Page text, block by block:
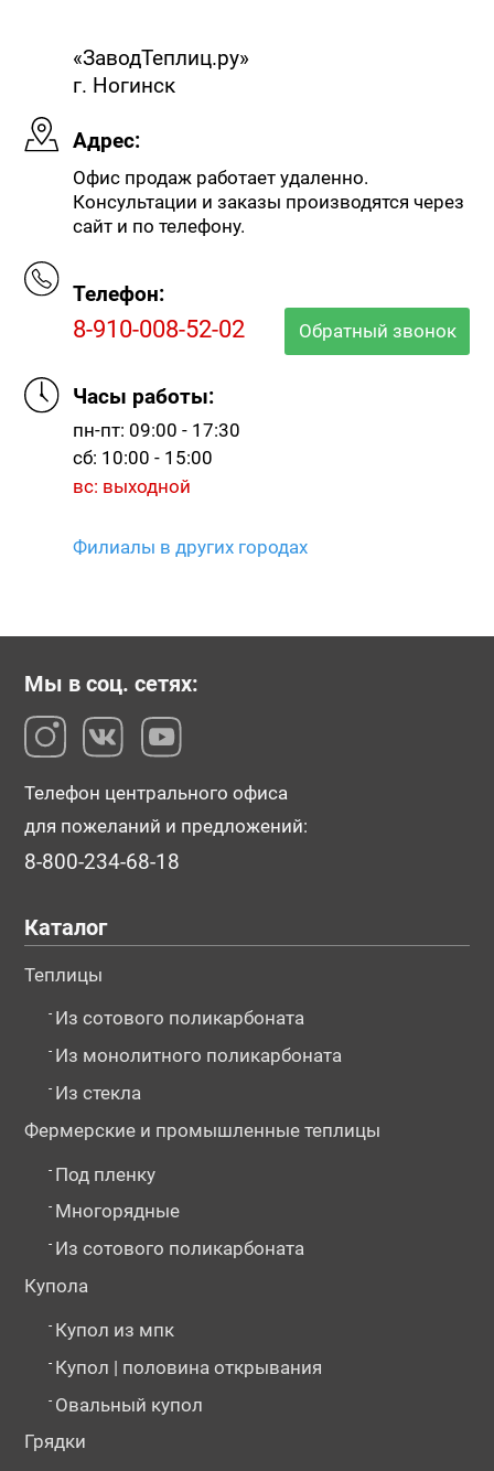
«ЗаводТеплиц.ру»
г. Ногинск
Адрес:
Офис продаж работает удаленно.
Консультации и заказы производятся через
сайт и по телефону.
Телефон:
8-910-008-52-02 Обратный звонок
Часы работы:
пн-пт: 09:00 - 17:30
сб: 10:00 - 15:00
вс: выходной
Филиалы в других городах
Мы в соц. сетях:
Телефон центрального офиса
для пожеланий и предложений:
8-800-234-68-18
Каталог
Теплицы
- Из сотового поликарбоната
- Из монолитного поликарбоната
- Из стекла
Фермерские и промышленные теплицы
- Под пленку
- Многорядные
- Из сотового поликарбоната
Купола
- Купол из мпк
- Купол | половина открывания
- Овальный купол
Грядки